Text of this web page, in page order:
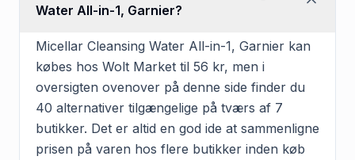
Water All-in-1, Garnier?
Micellar Cleansing Water All-in-1, Garnier kan
købes hos Wolt Market til 56 kr, men i
oversigten ovenover på denne side finder du
40 alternativer tilgængelige på tværs af 7
butikker. Det er altid en god ide at sammenligne
prisen på varen hos flere butikker inden køb